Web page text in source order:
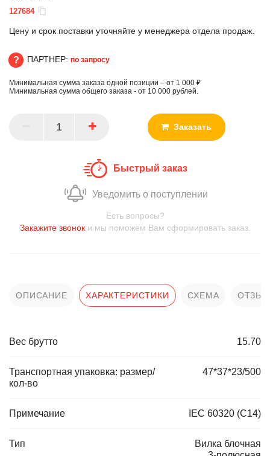
127684
Цену и срок поставки уточняйте у менеджера отдела продаж.
ПАРТНЕР
ПАРТНЕР: по запросу
Минимальная сумма заказа одной позиции – от 1 000 ₽
Минимальная сумма общего заказа - от 10 000 рублей.
Заказать
Быстрый заказ
Уведомить о поступлении
Есть вопросы?
Закажите звоноки мы поможем Вам сформировать заказ.
ОПИСАНИЕ ХАРАКТЕРИСТИКИ СХЕМА
Вес брутто 15.70
Транспортная упаковка: размер/
кол-во
47*37*23/500
Примечание IEC 60320 (C14)
Тип
Вилка блочная